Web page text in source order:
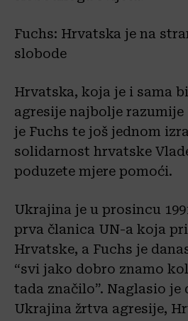
Fuchs: Hrvatska je na
slobode
Hrvatska, koja je i sama
agresije najbolje
je Fuchs te još jednom
solidarnost hrvatske
poduzete mjere pomoći.
Ukrajina je u prosincu
prva članica UN-a koja
Hrvatske, a Fuchs je
“svi jako dobro znamo
tada značilo”. Naglasio je
Ukrajina žrtva agresije,